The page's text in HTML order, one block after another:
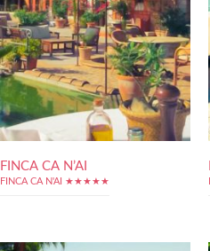
FINCA CA N’AI
FINCA CA N'AI ★★★★★